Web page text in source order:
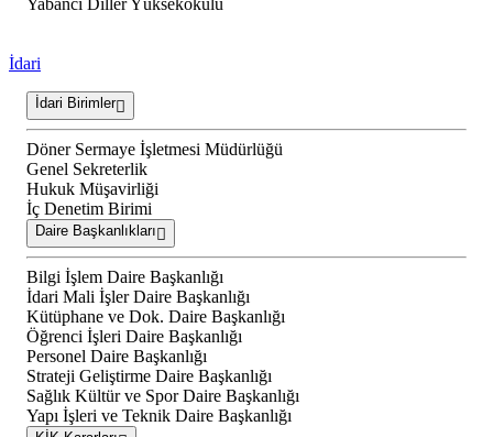
Yabancı Diller Yüksekokulu
İdari
İdari Birimler
Döner Sermaye İşletmesi Müdürlüğü
Genel Sekreterlik
Hukuk Müşavirliği
İç Denetim Birimi
Daire Başkanlıkları
Bilgi İşlem Daire Başkanlığı
İdari Mali İşler Daire Başkanlığı
Kütüphane ve Dok. Daire Başkanlığı
Öğrenci İşleri Daire Başkanlığı
Personel Daire Başkanlığı
Strateji Geliştirme Daire Başkanlığı
Sağlık Kültür ve Spor Daire Başkanlığı
Yapı İşleri ve Teknik Daire Başkanlığı